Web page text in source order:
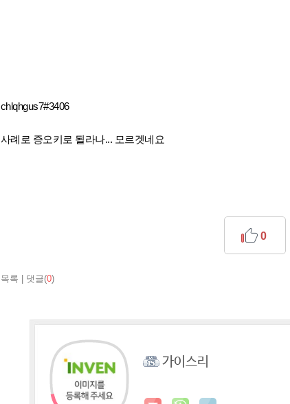
chlqhgus7#3406
사례로 증오키로 될라나... 모르겟네요
목록 댓글(0)
0
가이스리